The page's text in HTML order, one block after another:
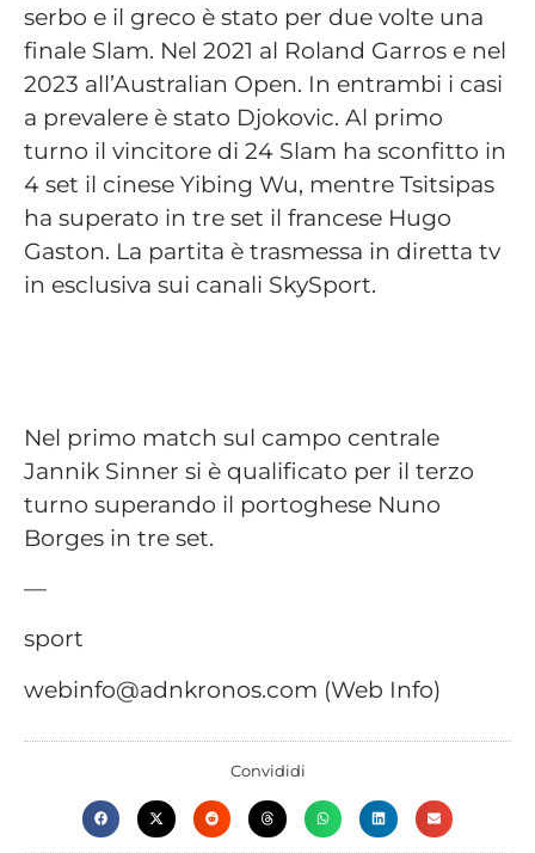
serbo e il greco è stato per due volte una
finale Slam. Nel 2021 al Roland Garros e nel
2023 all’Australian Open. In entrambi i casi
a prevalere è stato Djokovic. Al primo
turno il vincitore di 24 Slam ha sconfitto in
4 set il cinese Yibing Wu, mentre Tsitsipas
ha superato in tre set il francese Hugo
Gaston. La partita è trasmessa in diretta tv
in esclusiva sui canali SkySport.
Nel primo match sul campo centrale
Jannik Sinner si è qualificato per il terzo
turno superando il portoghese Nuno
Borges in tre set.
—
sport
webinfo@adnkronos.com (Web Info)
Convididi